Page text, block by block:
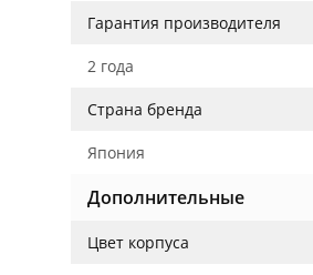
Гарантия производителя
2 года
Страна бренда
Япония
Дополнительные
Цвет корпуса